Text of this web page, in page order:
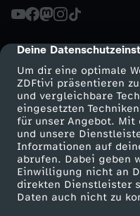
cmp-dialog-
Deine
Um dir eine optimale
ZDFtivi präsentieren
und vergleichbare
eingesetzten
für unser Angebot. Mit
und unsere
Informationen auf
abrufen. Dabei geben
Einwilligung nicht an
direkten Dienstleister
Daten auch nicht zu
Mehr ZDF
ZDF-Apps
Smart TV
ZDFtext